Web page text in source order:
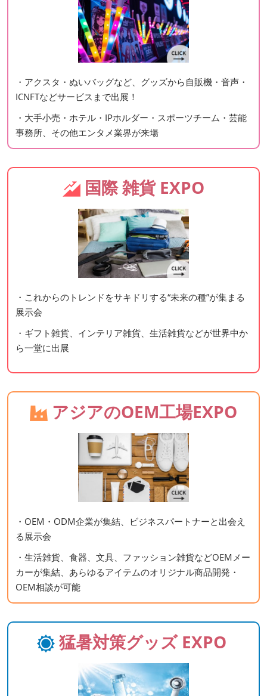
・アクスタ・ぬいバッグなど、グッズから自販機・音声・
ICNFTなどサービスまで出展！
・大手小売・ホテル・IPホルダー・スポーツチーム・芸能
事務所、その他エンタメ業界が来場
国際 雑貨 EXPO
・これからのトレンドをサキドリする“未来の種”が集まる
展示会
・ギフト雑貨、インテリア雑貨、生活雑貨などが世界中か
ら一堂に出展
アジアのOEM工場EXPO
・OEM・ODM企業が集結、ビジネスパートナーと出会え
る展示会
・生活雑貨、食器、文具、ファッション雑貨などOEMメー
カーが集結、あらゆるアイテムのオリジナル商品開発・
OEM相談が可能
猛暑対策グッズ EXPO